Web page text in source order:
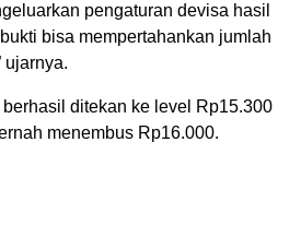
pengaturan devisa hasil
bisa mempertahankan jumlah
ujarnya.
ditekan ke level Rp15.300
menembus Rp16.000.